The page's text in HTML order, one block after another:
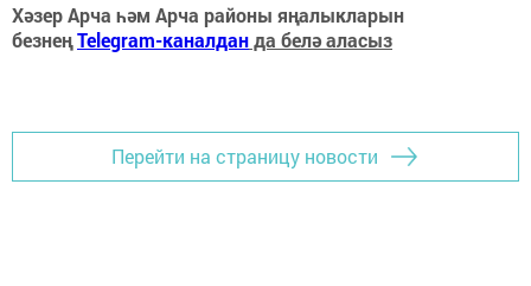
Хәзер Арча һәм Арча районы яңалыкларын
безнеңTelegram-каналданда белә аласыз
Перейти на страницу новости